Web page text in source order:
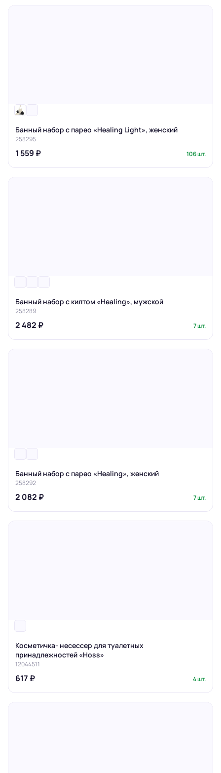
Банный набор с парео «Healing Light», женский
258295
1 559 ₽ 106 шт.
Банный набор с килтом «Healing», мужской
258289
2 482 ₽ 7 шт.
Банный набор с парео «Healing», женский
258292
2 082 ₽ 7 шт.
Косметичка- несессер для туалетных
принадлежностей «Hoss»
12044511
617 ₽ 4 шт.